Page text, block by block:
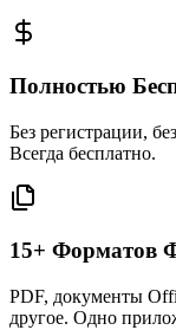
Полностью
Без регистрации,
Всегда бесплатно.
15+ Форматов
PDF, документы
другое. Одно